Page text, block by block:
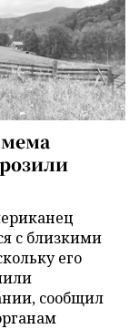
с близкими
его
сообщил